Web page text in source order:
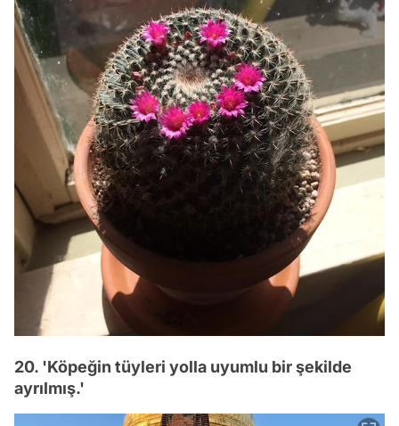
20. 'Köpeğin tüyleri yolla uyumlu bir şekilde
ayrılmış.'